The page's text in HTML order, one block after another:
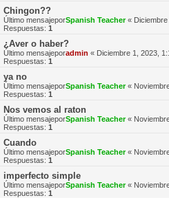
Chingon??
Último mensajeporSpanish Teacher«
Respuestas: 1
¿Aver o haber?
Último mensajeporadmin « Diciembre 1, 2023,
Respuestas: 1
ya no
Último mensajeporSpanish Teacher«
Respuestas: 1
Nos vemos al raton
Último mensajeporSpanish Teacher«
Respuestas: 1
Cuando
Último mensajeporSpanish Teacher«
Respuestas: 1
imperfecto simple
Último mensajeporSpanish Teacher«
Respuestas: 1